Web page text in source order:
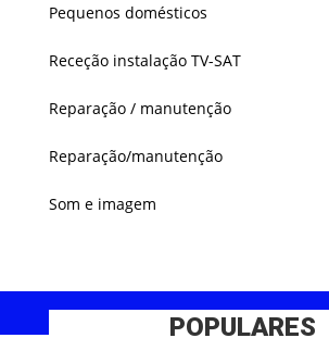
Pequenos domésticos
Receção instalação TV-SAT
Reparação / manutenção
Reparação/manutenção
Som e imagem
POPULARES